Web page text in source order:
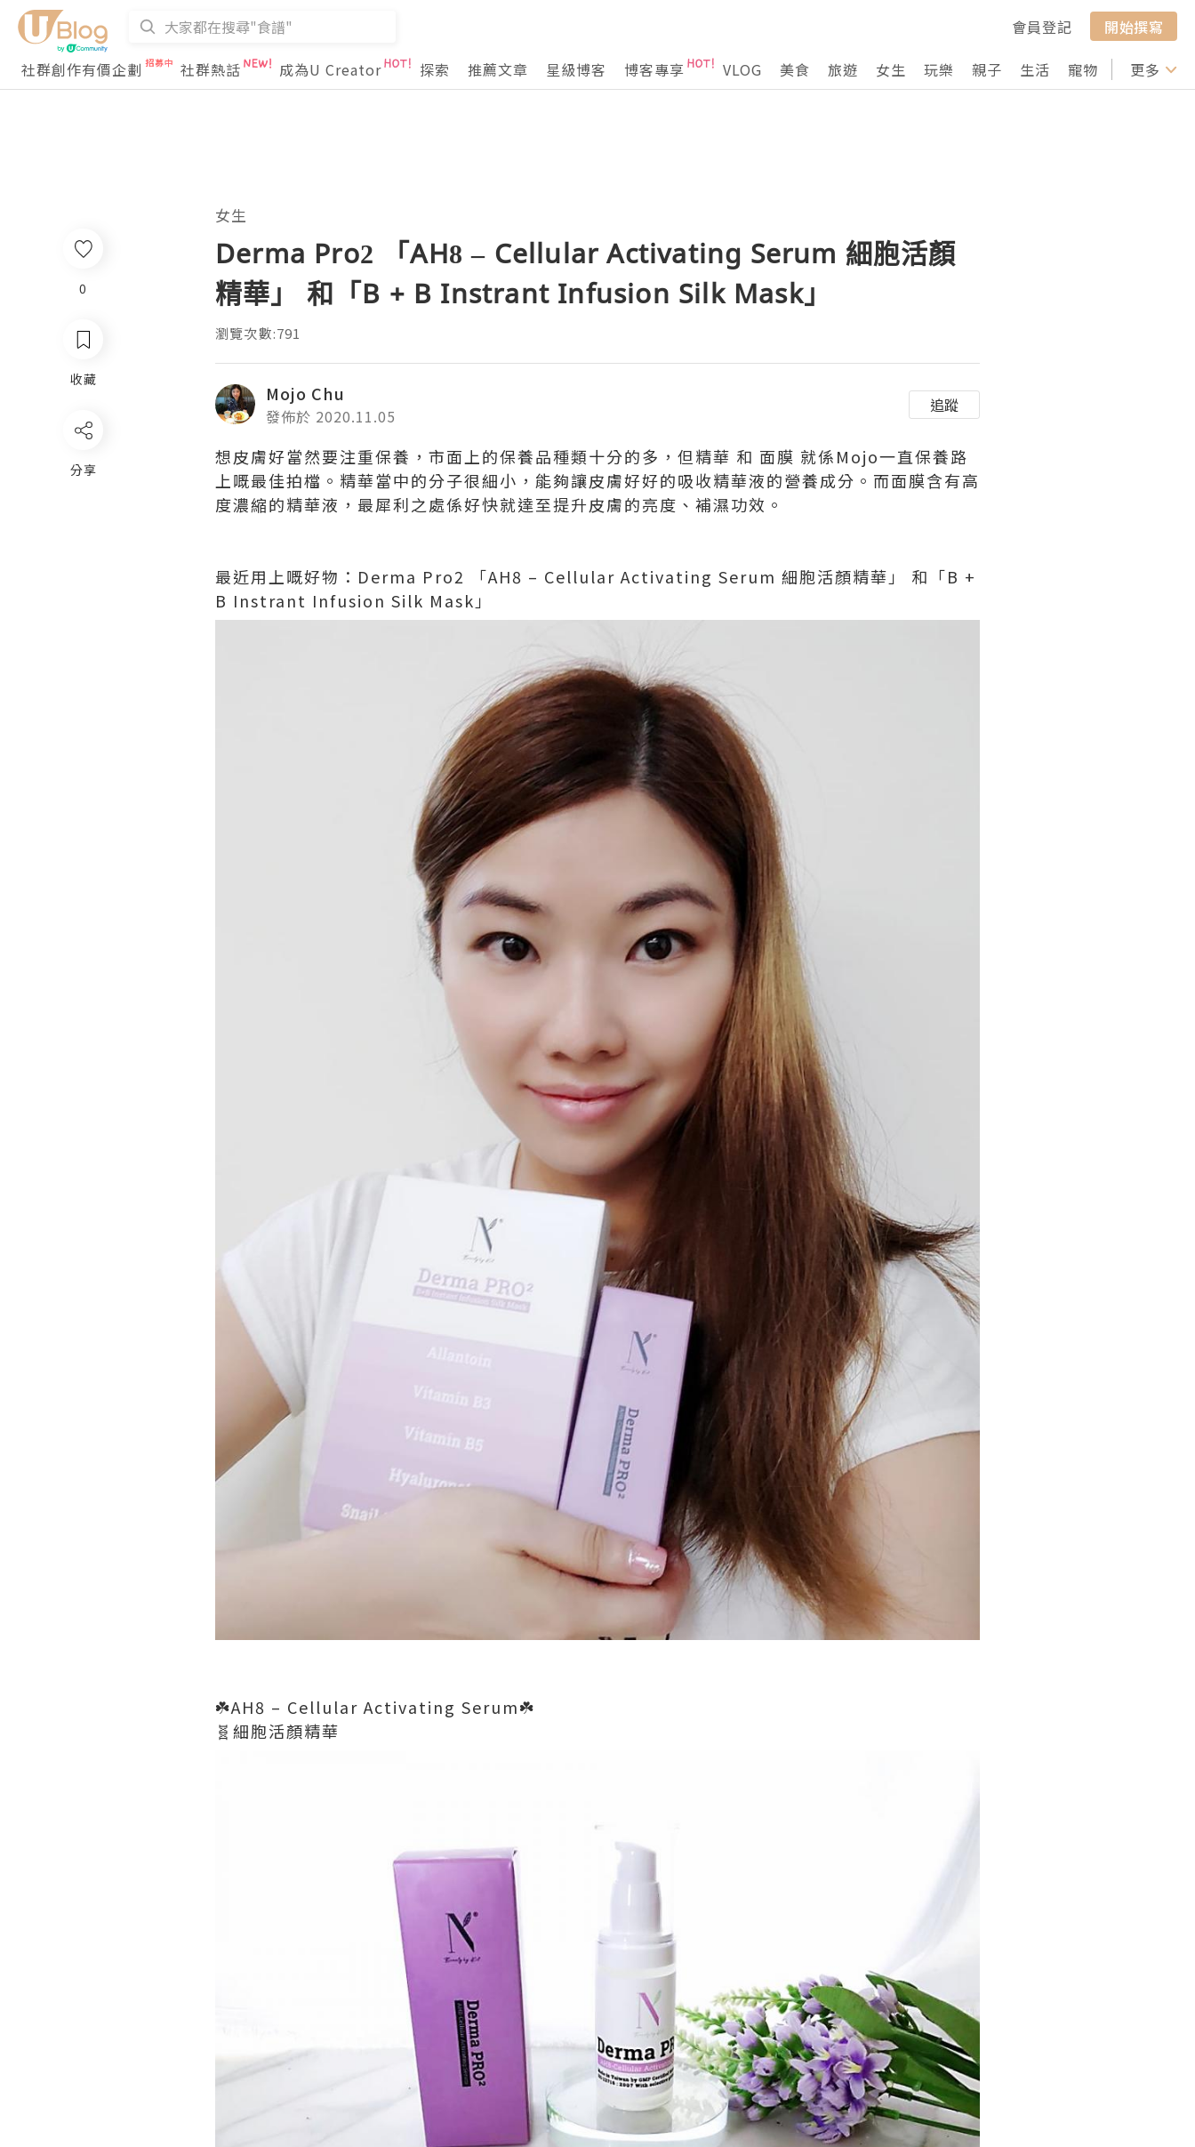
會員登記
開始撰寫
社群創作有價企劃
社群熱話 成為U Creator 探索 推薦文章 星級博客 博客專享 VLOG 美食 旅遊 女生 玩樂 親子 生活 寵物 行山 打卡
更多
0
收藏
分享
女生
Derma Pro2 「AH8 – Cellular Activating Serum 細胞活顏
精華」 和「B + B Instrant Infusion Silk Mask」
瀏覽次數:791
Mojo Chu
發佈於 2020.11.05
追蹤
想皮膚好當然要注重保養，市面上的保養品種類十分的多，但精華 和 面膜 就係Mojo一直保養路
上嘅最佳拍檔。精華當中的分子很細小，能夠讓皮膚好好的吸收精華液的營養成分。而面膜含有高
度濃縮的精華液，最犀利之處係好快就達至提升皮膚的亮度、補濕功效。
最近用上嘅好物：Derma Pro2 「AH8 – Cellular Activating Serum 細胞活顏精華」 和「B +
B Instrant Infusion Silk Mask」
☘️AH8 – Cellular Activating Serum☘️
🧬細胞活顏精華